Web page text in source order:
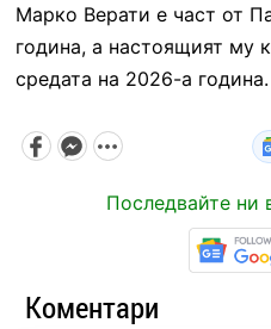
Марко Верати е част от
година, а настоящият му
средата на 2026-а година.
Последвайте ни
Коментари